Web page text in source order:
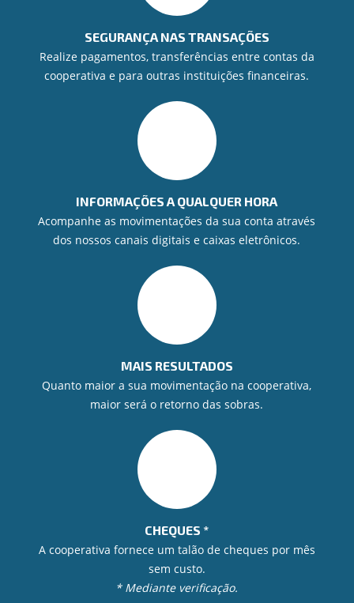
SEGURANÇA NAS TRANSAÇÕES
Realize pagamentos, transferências entre contas da
cooperativa e para outras instituições financeiras.
INFORMAÇÕES A QUALQUER HORA
Acompanhe as movimentações da sua conta através
dos nossos canais digitais e caixas eletrônicos.
MAIS RESULTADOS
Quanto maior a sua movimentação na cooperativa,
maior será o retorno das sobras.
CHEQUES *
A cooperativa fornece um talão de cheques por mês
sem custo.
* Mediante verificação.